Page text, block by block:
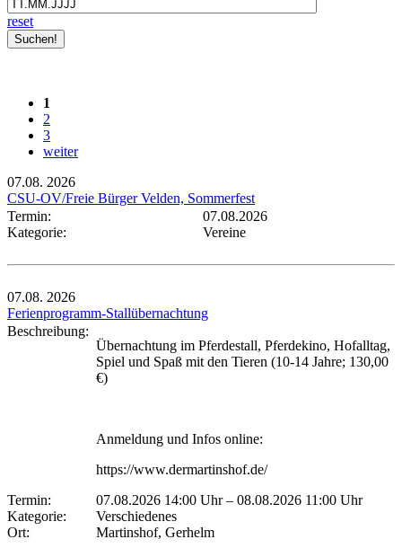
reset
1
2
3
weiter
07.08. 2026
CSU-OV/Freie Bürger Velden, Sommerfest
Termin:
07.08.2026
Kategorie:
Vereine
07.08. 2026
Ferienprogramm-Stallübernachtung
Beschreibung:
Übernachtung im Pferdestall, Pferdekino, Hofalltag,
Spiel und Spaß mit den Tieren (10-14 Jahre; 130,00
€)
Anmeldung und Infos online:
https://www.dermartinshof.de/
Termin:
07.08.2026 14:00 Uhr– 08.08.2026 11:00 Uhr
Kategorie:
Verschiedenes
Ort:
Martinshof, Gerhelm